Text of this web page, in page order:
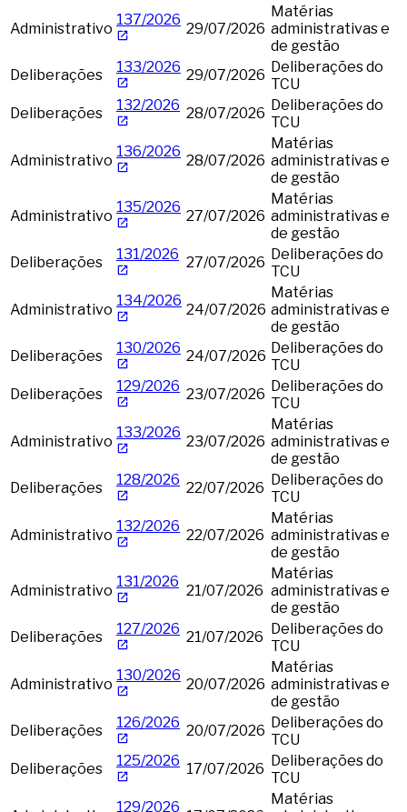
Administrativo
137/2026
29/07/2026
Matérias
administrativas e
de gestão
Deliberações
133/2026 29/07/2026 Deliberações do
TCU
Deliberações
132/2026 28/07/2026 Deliberações do
TCU
Administrativo
136/2026
28/07/2026
Matérias
administrativas e
de gestão
Administrativo
135/2026
27/07/2026
Matérias
administrativas e
de gestão
Deliberações
131/2026 27/07/2026 Deliberações do
TCU
Administrativo
134/2026
24/07/2026
Matérias
administrativas e
de gestão
Deliberações
130/2026 24/07/2026 Deliberações do
TCU
Deliberações
129/2026 23/07/2026 Deliberações do
TCU
Administrativo
133/2026
23/07/2026
Matérias
administrativas e
de gestão
Deliberações
128/2026 22/07/2026 Deliberações do
TCU
Administrativo
132/2026
22/07/2026
Matérias
administrativas e
de gestão
Administrativo
131/2026
21/07/2026
Matérias
administrativas e
de gestão
Deliberações
127/2026 21/07/2026 Deliberações do
TCU
Administrativo
130/2026
20/07/2026
Matérias
administrativas e
de gestão
Deliberações
126/2026 20/07/2026 Deliberações do
TCU
Deliberações
125/2026 17/07/2026 Deliberações do
TCU
129/2026
Matérias